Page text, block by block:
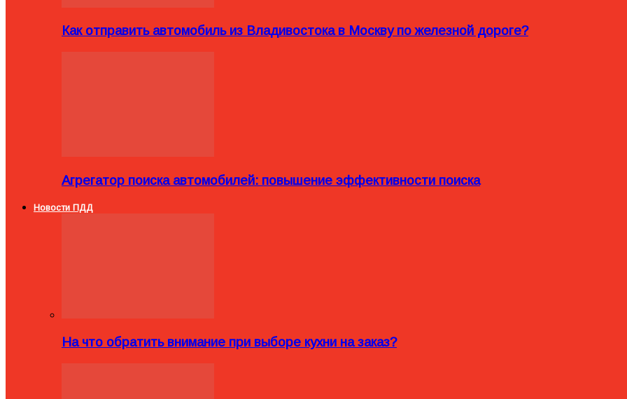
Как отправить автомобиль из Владивостока в Москву по железной дороге?
Агрегатор поиска автомобилей: повышение эффективности поиска
Новости ПДД
На что обратить внимание при выборе кухни на заказ?